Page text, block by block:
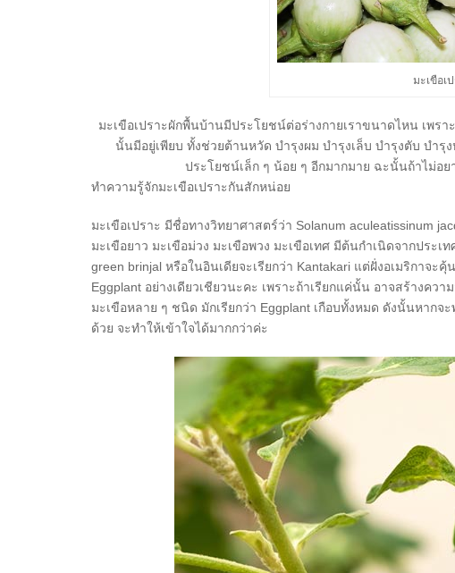
มะเขือเ
มะเขือเปราะผักพื้นบ้านมีประโยชน์ต่อร่างกายเราขนาดไหน เพ
นั้นมีอยู่เพียบ ทั้งช่วยต้านหวัด บำรุงผม บำรุงเล็บ บำรุงตับ บำ
ประโยชน์เล็ก ๆ น้อย ๆ อีกมากมาย ฉะนั้นถ้าไม่อ
ทำความรู้จักมะเขือเปราะกันสักหน่อย
มะเขือเปราะ มีชื่อทางวิทยาศาสตร์ว่า Solanum aculeatissinum
มะเขือยาว มะเขือม่วง มะเขือพวง มะเขือเทศ มีต้นกำเนิดจากประเ
green brinjal หรือในอินเดียจะเรียกว่า Kantakari แต่ฝั่งอเมริกาจะ
Eggplant อย่างเดียวเชียวนะคะ เพราะถ้าเรียกแค่นั้น อาจสร้างคว
มะเขือหลาย ๆ ชนิด มักเรียกว่า Eggplant เกือบทั้งหมด ดังนั้นหากจ
ด้วย จะทำให้เข้าใจได้มากกว่าค่ะ